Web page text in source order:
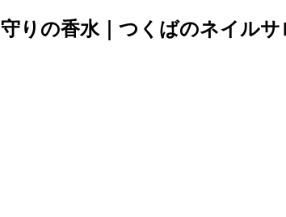
りの香水｜つくばのネイル